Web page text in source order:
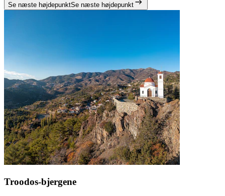
Se næste højdepunktSe næste højdepunkt
Troodos-bjergene